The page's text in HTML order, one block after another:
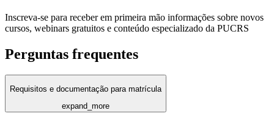
Inscreva-se para receber em primeira mão informações sobre novos
cursos, webinars gratuitos e conteúdo especializado da PUCRS
Perguntas frequentes
Requisitos e documentação para matrícula
expand_more